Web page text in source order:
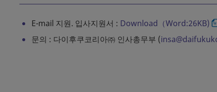
E-mail 지원. 입사지원서 : Download（Word:26KB)
문의 : 다이후쿠코리아㈜ 인사총무부 (